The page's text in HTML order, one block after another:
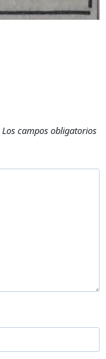
Los campos obligatorios